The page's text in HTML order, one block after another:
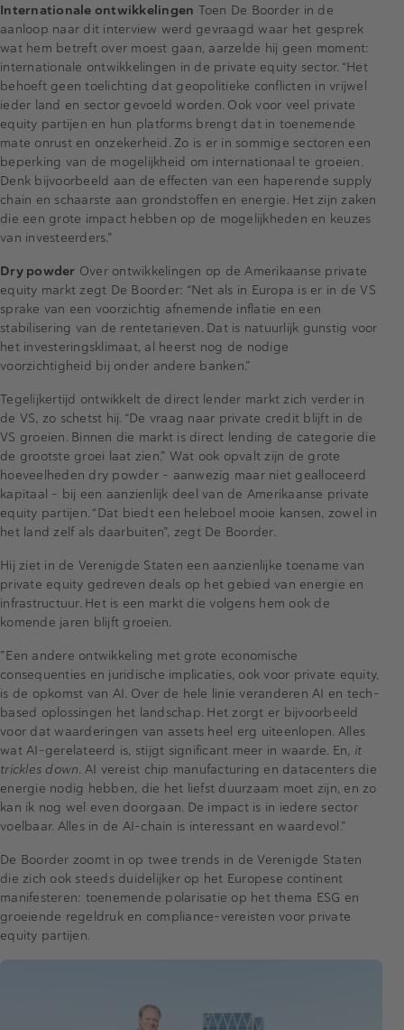
Internationale ontwikkelingen Toen De Boorder in de
aanloop naar dit interview werd gevraagd waar het gesprek
wat hem betreft over moest gaan, aarzelde hij geen moment:
internationale ontwikkelingen in de private equity sector. “Het
behoeft geen toelichting dat geopolitieke conflicten in vrijwel
ieder land en sector gevoeld worden. Ook voor veel private
equity partijen en hun platforms brengt dat in toenemende
mate onrust en onzekerheid. Zo is er in sommige sectoren een
beperking van de mogelijkheid om internationaal te groeien.
Denk bijvoorbeeld aan de effecten van een haperende supply
chain en schaarste aan grondstoffen en energie. Het zijn zaken
die een grote impact hebben op de mogelijkheden en keuzes
van investeerders.”
Dry powder Over ontwikkelingen op de Amerikaanse private
equity markt zegt De Boorder: “Net als in Europa is er in de VS
sprake van een voorzichtig afnemende inflatie en een
stabilisering van de rentetarieven. Dat is natuurlijk gunstig voor
het investeringsklimaat, al heerst nog de nodige
voorzichtigheid bij onder andere banken.”
Tegelijkertijd ontwikkelt de direct lender markt zich verder in
de VS, zo schetst hij. “De vraag naar private credit blijft in de
VS groeien. Binnen die markt is direct lending de categorie die
de grootste groei laat zien.” Wat ook opvalt zijn de grote
hoeveelheden dry powder - aanwezig maar niet gealloceerd
kapitaal - bij een aanzienlijk deel van de Amerikaanse private
equity partijen. “Dat biedt een heleboel mooie kansen, zowel in
het land zelf als daarbuiten”, zegt De Boorder.
Hij ziet in de Verenigde Staten een aanzienlijke toename van
private equity gedreven deals op het gebied van energie en
infrastructuur. Het is een markt die volgens hem ook de
komende jaren blijft groeien.
”Een andere ontwikkeling met grote economische
consequenties en juridische implicaties, ook voor private equity,
is de opkomst van AI. Over de hele linie veranderen AI en tech-
based oplossingen het landschap. Het zorgt er bijvoorbeeld
voor dat waarderingen van assets heel erg uiteenlopen. Alles
wat AI-gerelateerd is, stijgt significant meer in waarde. En, it
trickles down. AI vereist chip manufacturing en datacenters die
energie nodig hebben, die het liefst duurzaam moet zijn, en zo
kan ik nog wel even doorgaan. De impact is in iedere sector
voelbaar. Alles in de AI-chain is interessant en waardevol.”
De Boorder zoomt in op twee trends in de Verenigde Staten
die zich ook steeds duidelijker op het Europese continent
manifesteren: toenemende polarisatie op het thema ESG en
groeiende regeldruk en compliance-vereisten voor private
equity partijen.